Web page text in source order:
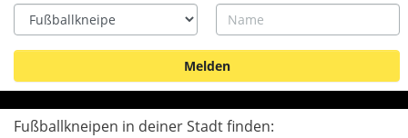
Type Name
Fußballkneipen in deiner Stadt finden: